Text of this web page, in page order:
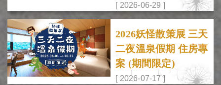
[ 2026-06-29 ]
2026妖怪散策展 三天
二夜溫泉假期 住房專
案 (期間限定)
[ 2026-07-17 ]